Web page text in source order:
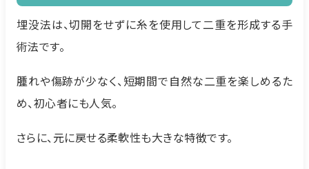
埋没法は、切開をせずに糸を使用して二重を形成する手
術法です。
腫れや傷跡が少なく、短期間で自然な二重を楽しめるた
め、初心者にも人気。
さらに、元に戻せる柔軟性も大きな特徴です。